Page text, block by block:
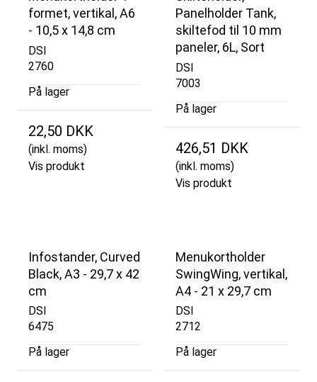
formet, vertikal, A6
- 10,5 x 14,8 cm
DSI
2760
På lager
22,50 DKK
(inkl. moms)
Vis produkt
Panelholder Tank,
skiltefod til 10 mm
paneler, 6L, Sort
DSI
7003
På lager
426,51 DKK
(inkl. moms)
Vis produkt
Infostander, Curved
Black, A3 - 29,7 x 42
cm
DSI
6475
På lager
Menukortholder
SwingWing, vertikal,
A4 - 21 x 29,7 cm
DSI
2712
På lager